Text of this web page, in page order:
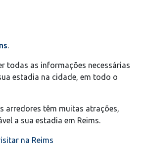
.
todas as informações necessárias
estadia na cidade, em todo o
arredores têm muitas atrações,
a sua estadia em Reims.
na Reims